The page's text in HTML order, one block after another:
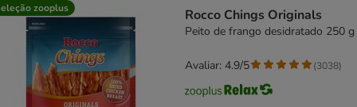
zooplus Rocco Chings Originals
Peito de frango desidratado 250 g
Avaliar: 4.9/5 (3038)